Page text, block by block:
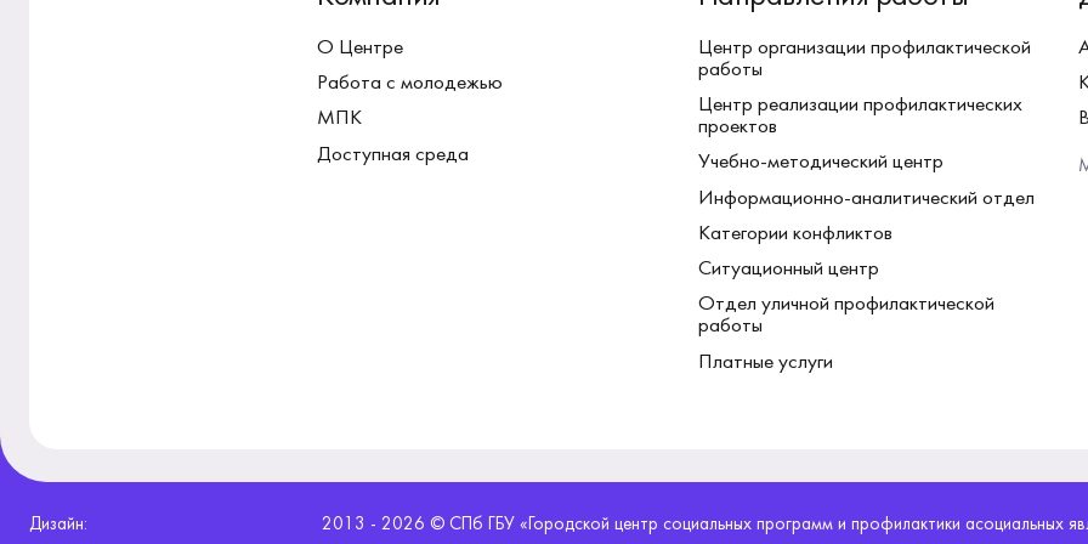
О Центре
Работа с молодежью
МПК
Доступная среда
Центр организации профилактической
работы
Центр реализации профилактических
проектов
Учебно-методический центр
Информационно-аналитический отдел
Категории конфликтов
Ситуационный центр
Отдел уличной профилактической
работы
Платные услуги
Дизайн: 2013 - 2026 © СПб ГБУ «Городской центр социальных программ и профилактики асоциальных